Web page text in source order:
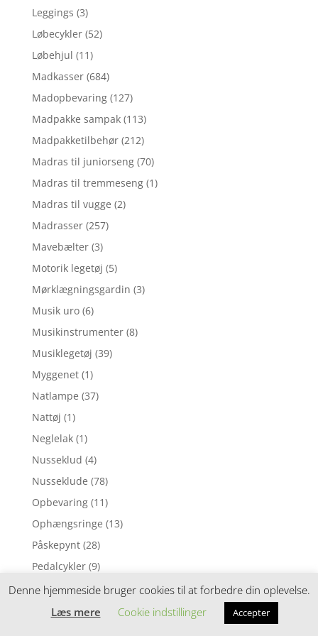
Leggings (3)
Løbecykler (52)
Løbehjul (11)
Madkasser (684)
Madopbevaring (127)
Madpakke sampak (113)
Madpakketilbehør (212)
Madras til juniorseng (70)
Madras til tremmeseng (1)
Madras til vugge (2)
Madrasser (257)
Mavebælter (3)
Motorik legetøj (5)
Mørklægningsgardin (3)
Musik uro (6)
Musikinstrumenter (8)
Musiklegetøj (39)
Myggenet (1)
Natlampe (37)
Nattøj (1)
Neglelak (1)
Nusseklud (4)
Nusseklude (78)
Opbevaring (11)
Ophængsringe (13)
Påskepynt (28)
Pedalcykler (9)
Perleplader (49)
Perler (116)
Denne hjemmeside bruger cookies til at forbedre din oplevelse.
Læs mere
Cookie indstillinger Accepter